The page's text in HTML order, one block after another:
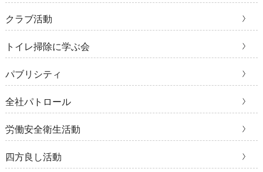
クラブ活動
トイレ掃除に学ぶ会
パブリシティ
全社パトロール
労働安全衛生活動
四方良し活動